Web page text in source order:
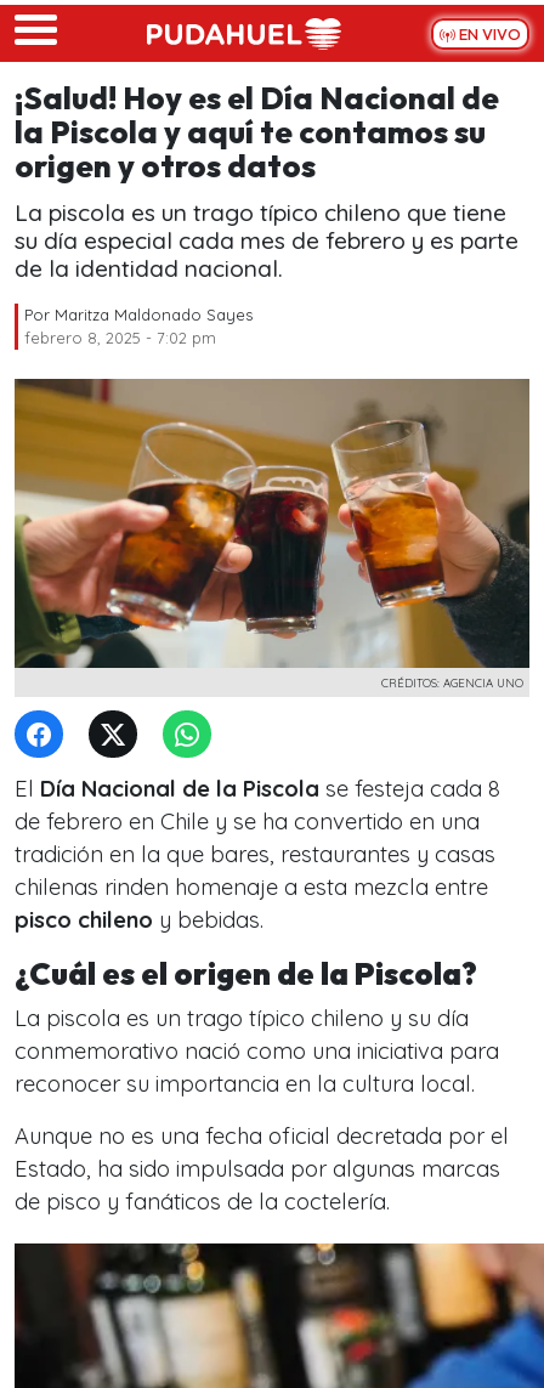
Skip to main content
EN VIVO
¡Salud! Hoy es el Día Nacional de
la Piscola y aquí te contamos su
origen y otros datos
La piscola es un trago típico chileno que tiene
su día especial cada mes de febrero y es parte
de la identidad nacional.
Por Maritza Maldonado Sayes
febrero 8, 2025 - 7:02 pm
CRÉDITOS: AGENCIA UNO
El Día Nacional de la Piscola se festeja cada 8
de febrero en Chile y se ha convertido en una
tradición en la que bares, restaurantes y casas
chilenas rinden homenaje a esta mezcla entre
pisco chileno y bebidas.
¿Cuál es el origen de la Piscola?
La piscola es un trago típico chileno y su día
conmemorativo nació como una iniciativa para
reconocer su importancia en la cultura local.
Aunque no es una fecha oficial decretada por el
Estado, ha sido impulsada por algunas marcas
de pisco y fanáticos de la coctelería.